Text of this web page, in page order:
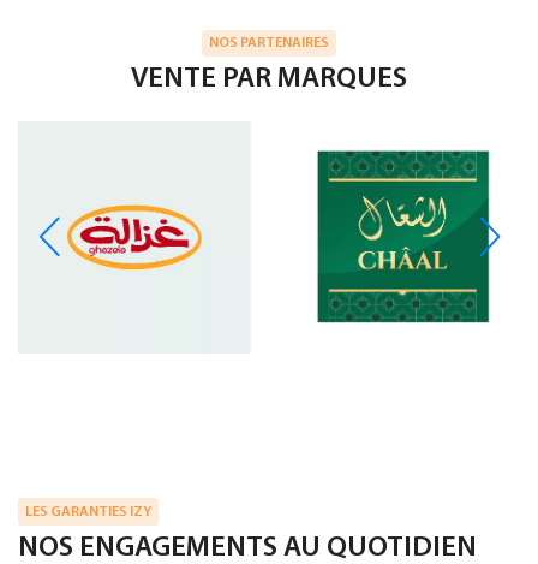
NOS PARTENAIRES
VENTE PAR MARQUES
LES GARANTIES IZY
NOS ENGAGEMENTS AU QUOTIDIEN